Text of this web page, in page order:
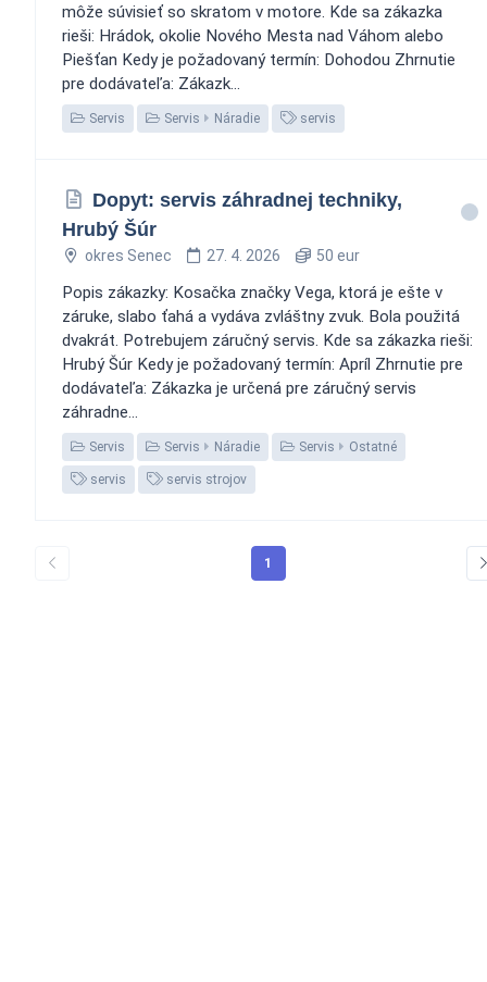
môže súvisieť so skratom v motore. Kde sa zákazka
rieši: Hrádok, okolie Nového Mesta nad Váhom alebo
Piešťan Kedy je požadovaný termín: Dohodou Zhrnutie
pre dodávateľa: Zákazk...
Servis Servis Náradie servis
Dopyt: servis záhradnej techniky,
Hrubý Šúr
okres Senec 27. 4. 2026 50 eur
Popis zákazky: Kosačka značky Vega, ktorá je ešte v
záruke, slabo ťahá a vydáva zvláštny zvuk. Bola použitá
dvakrát. Potrebujem záručný servis. Kde sa zákazka rieši:
Hrubý Šúr Kedy je požadovaný termín: Apríl Zhrnutie pre
dodávateľa: Zákazka je určená pre záručný servis
záhradne...
Servis Servis Náradie Servis Ostatné
servis servis strojov
1